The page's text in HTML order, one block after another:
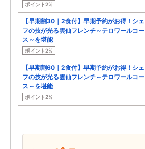
ポイント2%
【早期割30｜2食付】早期予約がお得！シェ
フの技が光る雲仙フレンチ～テロワールコー
ス～を堪能
ポイント2%
【早期割60｜2食付】早期予約がお得！シェ
フの技が光る雲仙フレンチ～テロワールコー
ス～を堪能
ポイント2%